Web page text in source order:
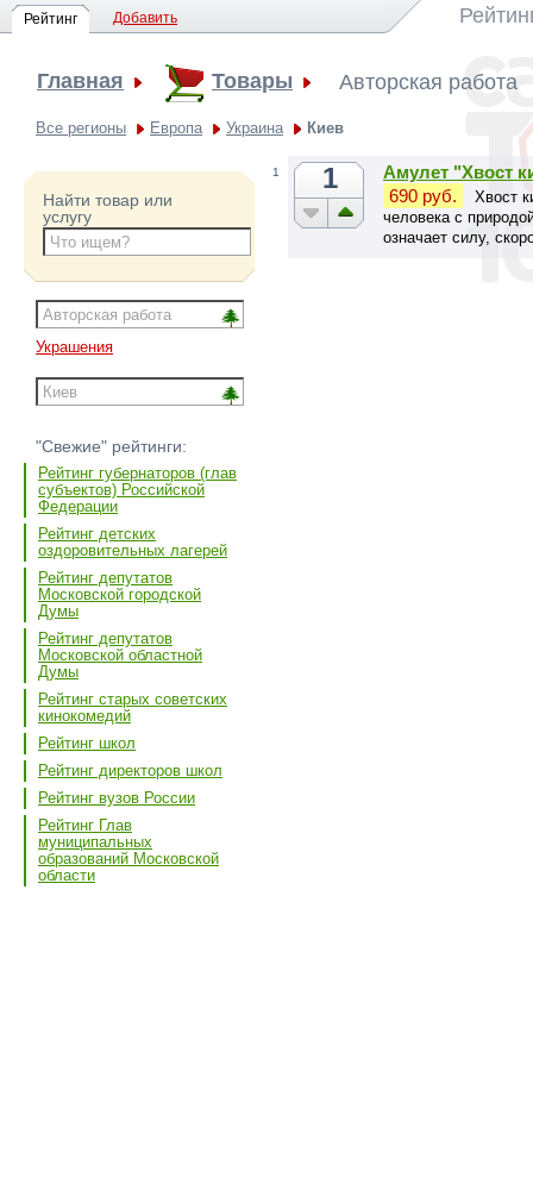
Рейтинг Добавить
Главная Товары Авторская работа
Все регионы Европа Украина Киев
Найти товар или
услугу
Украшения
"Свежие" рейтинги:
Рейтинг губернаторов (глав
субъектов) Российской
Федерации
Рейтинг детских
оздоровительных лагерей
Рейтинг депутатов
Московской городской
Думы
Рейтинг депутатов
Московской областной
Думы
Рейтинг старых советских
кинокомедий
Рейтинг школ
Рейтинг директоров школ
Рейтинг вузов России
Рейтинг Глав
муниципальных
образований Московской
области
1 1
Амулет "Хвост
690 руб.
Хвост
человека с
означает силу,